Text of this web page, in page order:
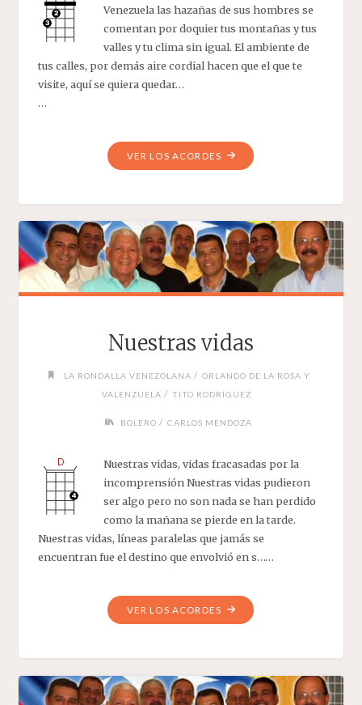
Venezuela las hazañas de sus hombres se
comentan por doquier tus montañas y tus
valles y tu clima sin igual. El ambiente de
tus calles, por demás aire cordial hacen que el que te
visite, aquí se quiera quedar…
…
VER LOS ACORDES"CUNA
DE
Nuestras vidas
LA RONDALLA VENEZOLANA / ORLANDO DE LA ROSA Y
VALENZUELA / TITO RODRÍGUEZ
BOLERO / CARLOS MENDOZA
Nuestras vidas, vidas fracasadas por la
incomprensión Nuestras vidas pudieron
ser algo pero no son nada se han perdido
como la mañana se pierde en la tarde.
Nuestras vidas, líneas paralelas que jamás se
encuentran fue el destino que envolvió en s……
VER LOS ACORDES"NUESTRAS